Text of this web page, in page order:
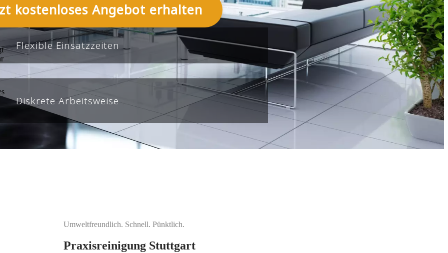
kostenloses Angebot erhalten
Flexible Einsatzzeiten
Diskrete Arbeitsweise
Umweltfreundlich. Schnell. Pünktlich.
Praxisreinigung Stuttgart